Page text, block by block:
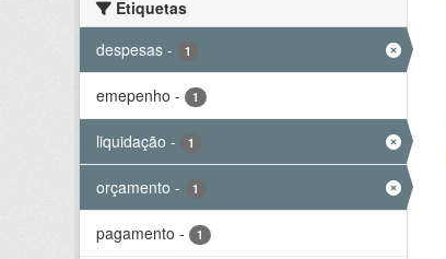
Etiquetas
despesas - 1
emepenho - 1
liquidação - 1
orçamento - 1
pagamento - 1